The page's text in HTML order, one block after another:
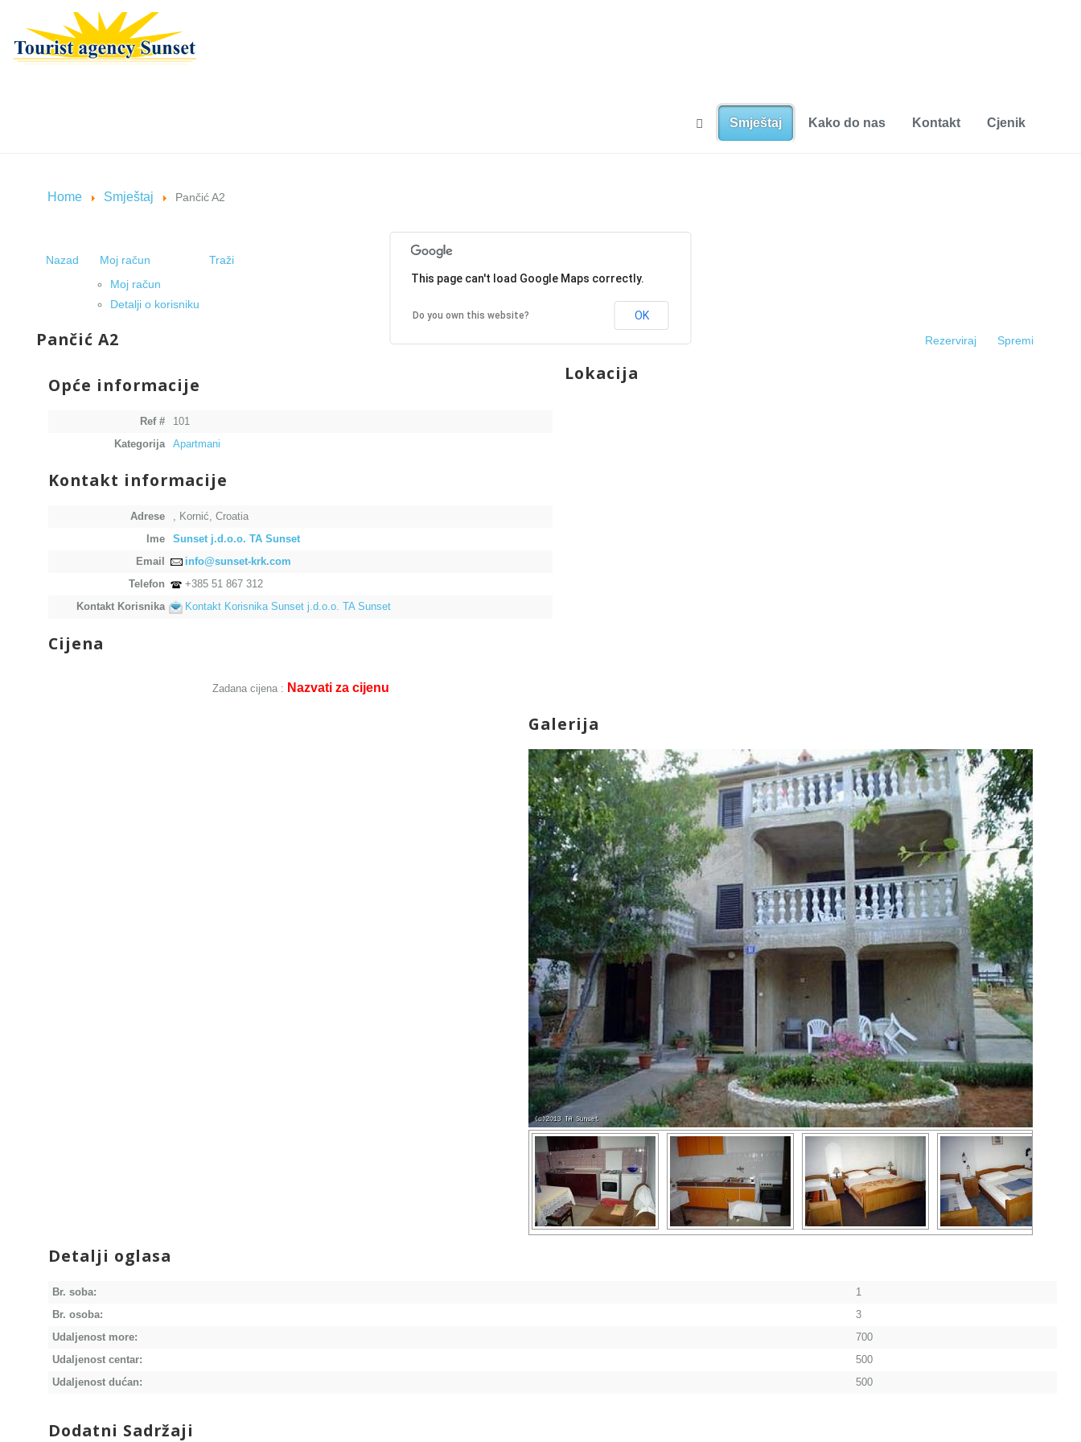
Smještaj Kako do nas Kontakt Cjenik
Home Smještaj Pančić A2
Nazad
Moj račun
Moj račun
Detalji o korisniku
Traži
Rezerviraj Spremi
Pančić A2
Opće informacije
Ref #
101
Kategorija
Apartmani
Kontakt informacije
Adrese
, Kornić, Croatia
Ime
Sunset j.d.o.o. TA Sunset
Email
info@sunset-krk.com
Telefon
+385 51 867 312
Kontakt Korisnika
Kontakt Korisnika Sunset j.d.o.o. TA Sunset
Cijena
Zadana cijena : Nazvati za cijenu
Galerija
Detalji oglasa
Br. soba:
1
Br. osoba:
3
Udaljenost more:
700
Udaljenost centar:
500
Udaljenost dućan:
500
Dodatni Sadržaji
Lokacija
This page can't load Google Maps correctly.
Do you own this website? OK